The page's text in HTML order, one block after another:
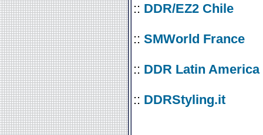
:: DDR/EZ2 Chile
:: SMWorld France
:: DDR Latin America
:: DDRStyling.it